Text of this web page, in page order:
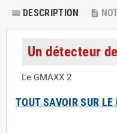
dehaze DESCRIPTION description
Un détecteur
Le GMAXX 2
TOUT SAVOIR SUR